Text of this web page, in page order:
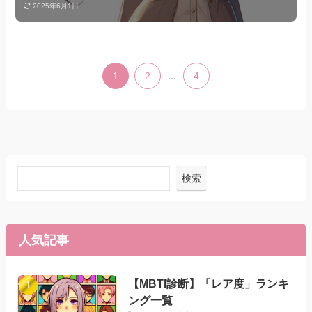
2025年6月1日
1 2 4
検索
人気記事
【MBTI診断】「レア度」ランキ
ング一覧